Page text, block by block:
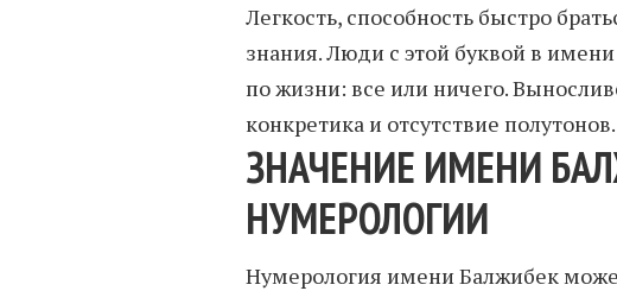
Легкость, способность быстро
знания. Люди с этой буквой в
по жизни: все или ничего.
конкретика и отсутствие полутонов.
ЗНАЧЕНИЕ ИМЕНИ
НУМЕРОЛОГИИ
Нумерология имени Балжибек